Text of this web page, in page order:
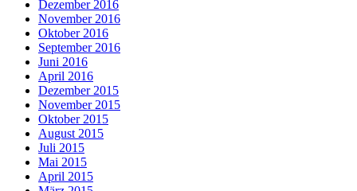
Dezember 2016
November 2016
Oktober 2016
September 2016
Juni 2016
April 2016
Dezember 2015
November 2015
Oktober 2015
August 2015
Juli 2015
Mai 2015
April 2015